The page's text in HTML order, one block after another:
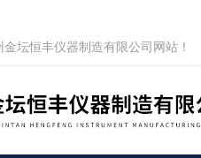
坛恒丰仪器制造有限公司网站！